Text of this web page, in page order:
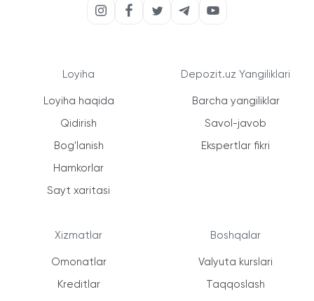
Loyiha
Loyiha haqida
Qidirish
Bog'lanish
Hamkorlar
Sayt xaritasi
Xizmatlar
Omonatlar
Kreditlar
Depozit.uz Yangiliklari
Barcha yangiliklar
Savol-javob
Ekspertlar fikri
Boshqalar
Valyuta kurslari
Taqqoslash